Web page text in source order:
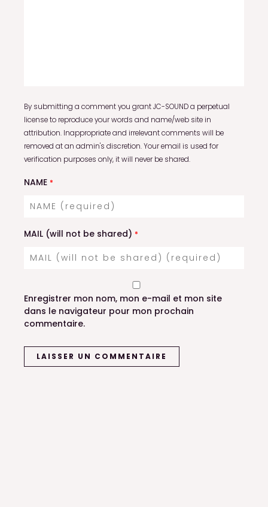
By submitting a comment you grant JC-SOUND a perpetual
license to reproduce your words and name/web site in
attribution. Inappropriate and irrelevant comments will be
removed at an admin's discretion. Your email is used for
verification purposes only, it will never be shared.
NAME *
MAIL (will not be shared) *
Enregistrer mon nom, mon e-mail et mon site
dans le navigateur pour mon prochain
commentaire.